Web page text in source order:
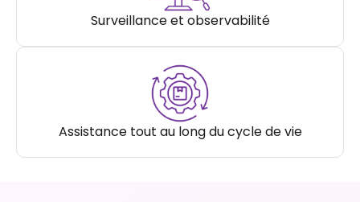
Surveillance et observabilité
Assistance tout au long du cycle de vie